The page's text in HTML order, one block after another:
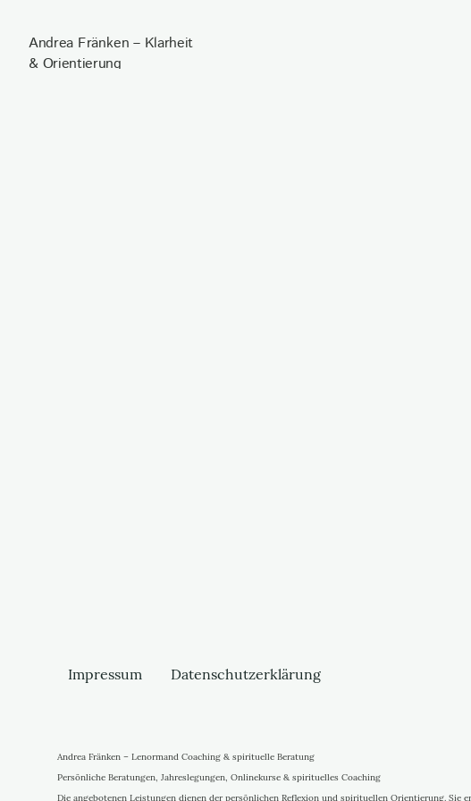
Andrea Fränken – Klarheit
& Orientierung
Impressum Datenschutzerklärung
Andrea Fränken – Lenormand Coaching & spirituelle Beratung
Persönliche Beratungen, Jahreslegungen, Onlinekurse & spirituelles Coaching
Die angebotenen Leistungen dienen der persönlichen Reflexion und spirituellen Orientierung. Sie